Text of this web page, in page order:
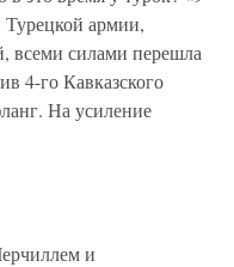
армии,
всеми силами перешла
4-го Кавказского
На усиление
и